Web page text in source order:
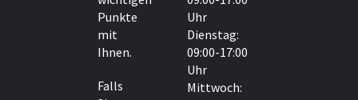
Punkte
mit
Ihnen.
Falls
Uhr
Dienstag:
09:00-17:00
Uhr
Mittwoch: